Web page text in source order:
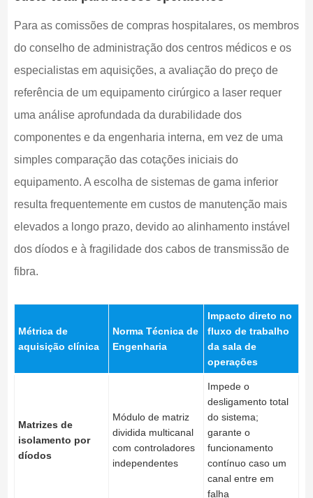
Para as comissões de compras hospitalares, os membros
do conselho de administração dos centros médicos e os
especialistas em aquisições, a avaliação do preço de
referência de um equipamento cirúrgico a laser requer
uma análise aprofundada da durabilidade dos
componentes e da engenharia interna, em vez de uma
simples comparação das cotações iniciais do
equipamento. A escolha de sistemas de gama inferior
resulta frequentemente em custos de manutenção mais
elevados a longo prazo, devido ao alinhamento instável
dos díodos e à fragilidade dos cabos de transmissão de
fibra.
Métrica de
aquisição clínica
Norma Técnica de
Engenharia
Impacto direto no
fluxo de trabalho
da sala de
operações
Matrizes de
isolamento por
díodos
Módulo de matriz
dividida multicanal
com controladores
independentes
Impede o
desligamento total
do sistema;
garante o
funcionamento
contínuo caso um
canal entre em
falha